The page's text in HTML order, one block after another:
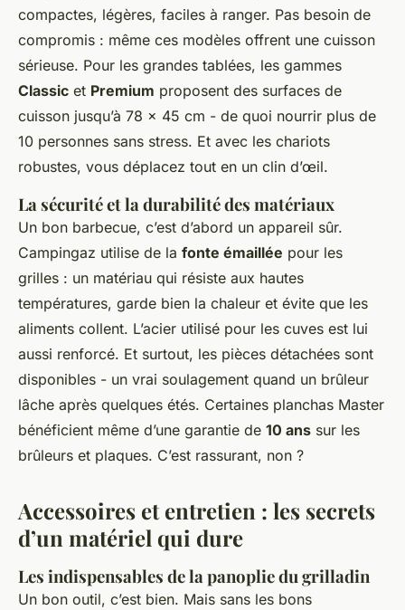
compactes, légères, faciles à ranger. Pas besoin de
compromis : même ces modèles offrent une cuisson
sérieuse. Pour les grandes tablées, les gammes
Classic et Premium proposent des surfaces de
cuisson jusqu’à 78 x 45 cm - de quoi nourrir plus de
10 personnes sans stress. Et avec les chariots
robustes, vous déplacez tout en un clin d’œil.
La sécurité et la durabilité des matériaux
Un bon barbecue, c’est d’abord un appareil sûr.
Campingaz utilise de la fonte émaillée pour les
grilles : un matériau qui résiste aux hautes
températures, garde bien la chaleur et évite que les
aliments collent. L’acier utilisé pour les cuves est lui
aussi renforcé. Et surtout, les pièces détachées sont
disponibles - un vrai soulagement quand un brûleur
lâche après quelques étés. Certaines planchas Master
bénéficient même d’une garantie de 10 ans sur les
brûleurs et plaques. C’est rassurant, non ?
Accessoires et entretien : les secrets
d’un matériel qui dure
Les indispensables de la panoplie du grilladin
Un bon outil, c’est bien. Mais sans les bons